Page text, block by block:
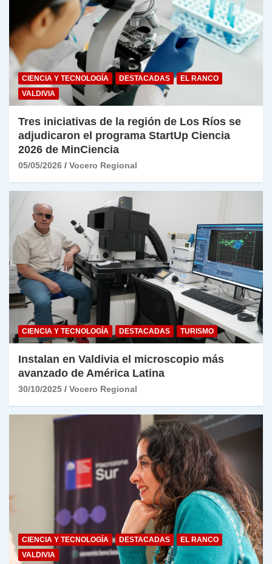
CIENCIA Y TECNOLOGÍA DESTACADAS
EL RANCO
VALDIVIA
Tres iniciativas de la región de Los Ríos se
adjudicaron el programa StartUp Ciencia
2026 de MinCiencia
05/05/2026 Vocero Regional
CIENCIA Y TECNOLOGÍA DESTACADAS TURISMO
Instalan en Valdivia el microscopio más
avanzado de América Latina
30/10/2025 Vocero Regional
CIENCIA Y TECNOLOGÍA DESTACADAS
EL RANCO
VALDIVIA